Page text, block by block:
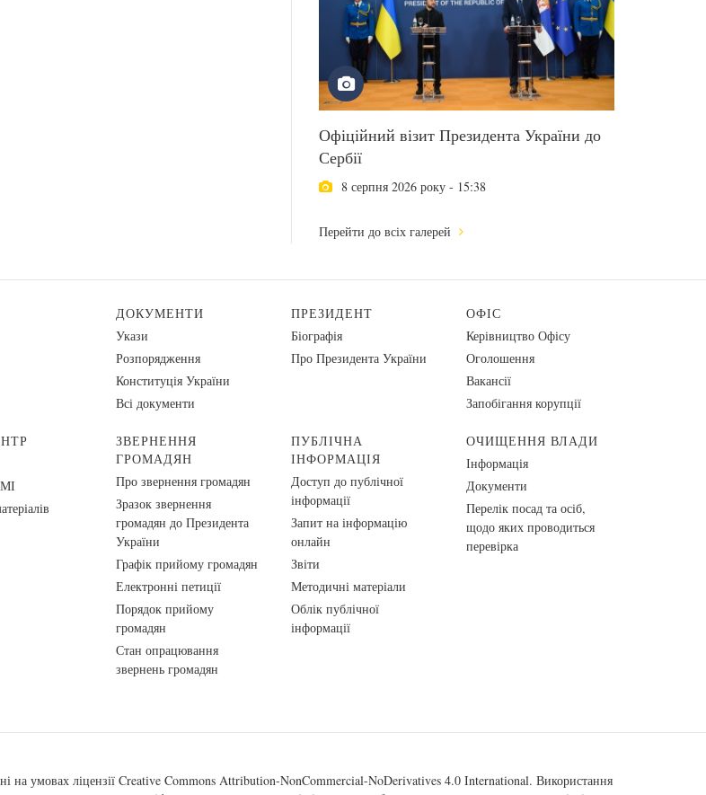
Офіційний візит Президента України до
Сербії
8 серпня 2026 року - 15:38
Перейти до всіх галерей
ДОКУМЕНТИ
Укази
Розпорядження
Конституція України
Всі документи
ПРЕЗИДЕНТ
Біографія
Про Президента України
ОФІС
Керівництво Офісу
Оголошення
Вакансії
Запобігання корупції
ЗВЕРНЕННЯ
ГРОМАДЯН
Про звернення громадян
Зразок звернення
громадян до Президента
України
Графік прийому громадян
Електронні петиції
Порядок прийому
громадян
Стан опрацювання
звернень громадян
ПУБЛІЧНА
ІНФОРМАЦІЯ
Доступ до публічної
інформації
Запит на інформацію
онлайн
Звіти
Методичні матеріали
Облік публічної
інформації
ОЧИЩЕННЯ ВЛАДИ
Інформація
Документи
Перелік посад та осіб,
щодо яких проводиться
перевірка
на умовах ліцензії Creative Commons Attribution-NonCommercial-NoDerivatives 4.0 International. Використання